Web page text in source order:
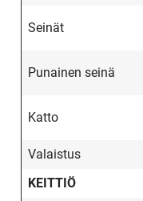
Seinät
Punainen seinä
Katto
Valaistus
KEITTIÖ